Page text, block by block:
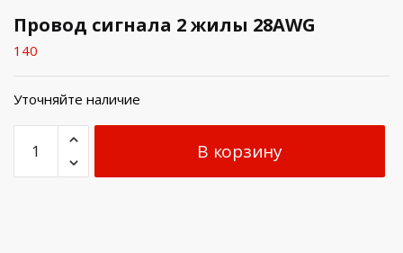
Провод сигнала 2 жилы 28AWG
140
Уточняйте наличие
В корзину